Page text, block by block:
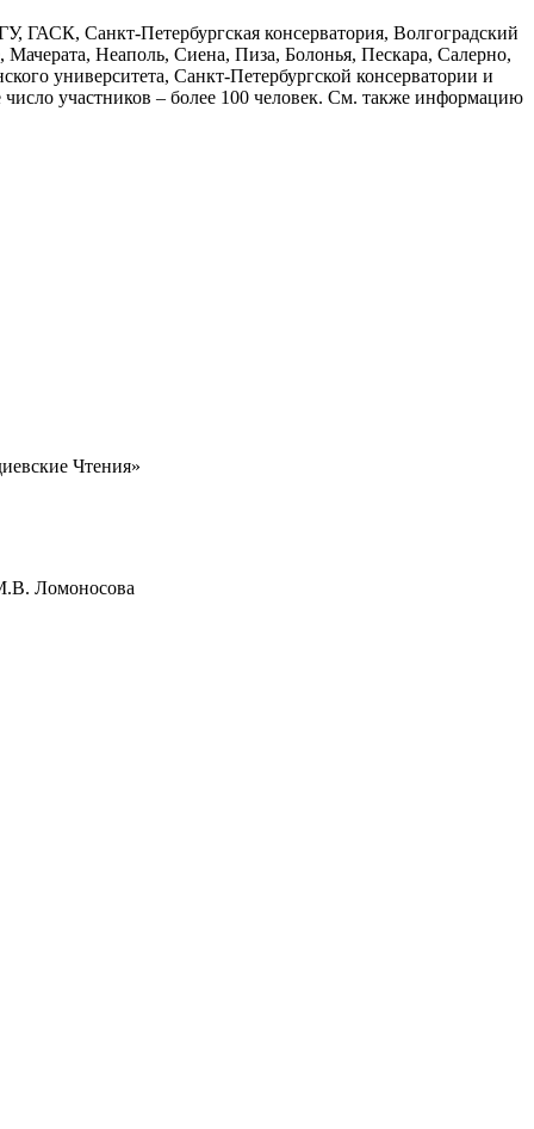
Санкт-Петербургская консерватория, Волгоградский
Неаполь, Сиена, Пиза, Болонья, Пескара, Салерно,
университета, Санкт-Петербургской консерватории и
участников – более 100 человек. См. также информацию
Чтения»
Ломоносова